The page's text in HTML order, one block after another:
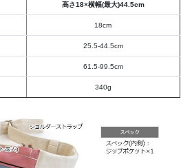
高さ18×横幅(最大)44.5cm
18cm
25.5-44.5cm
61.5-99.5cm
340g